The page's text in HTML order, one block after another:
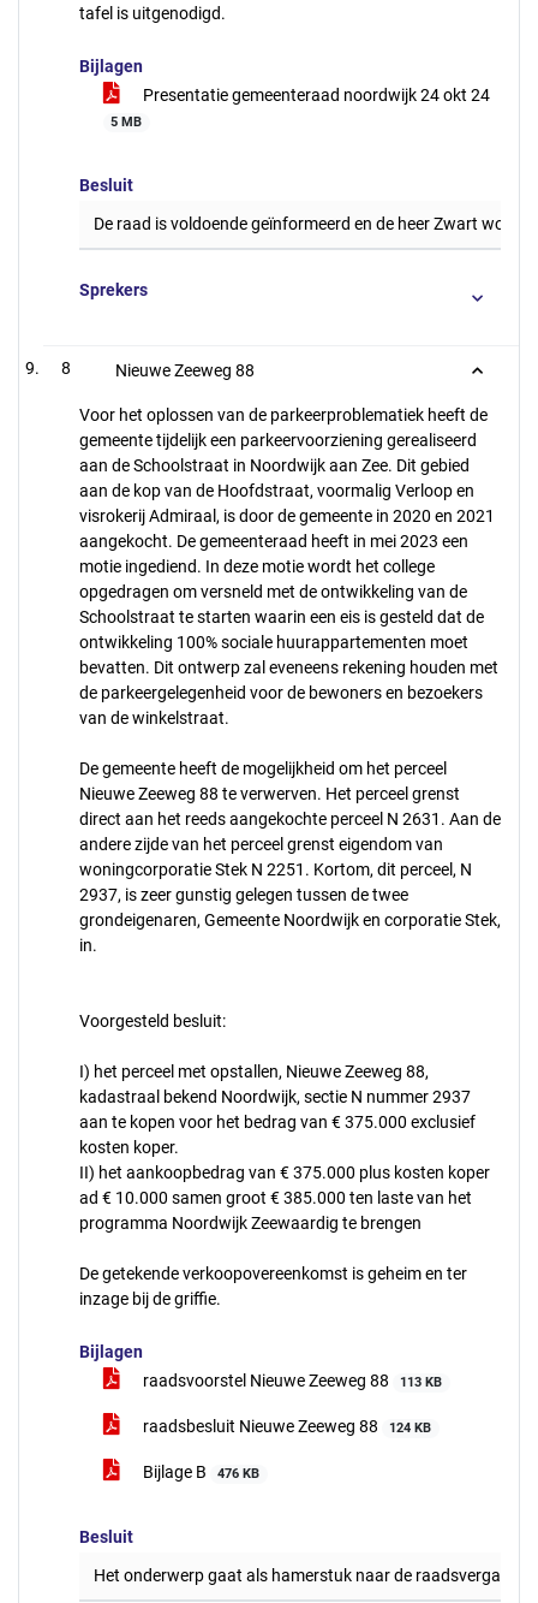
tafel is uitgenodigd.
Bijlagen
Presentatie gemeenteraad noordwijk 24 okt 24
5 MB
Besluit
De raad is voldoende geïnformeerd en de heer Zwart
Sprekers
8 Nieuwe Zeeweg 88
Voor het oplossen van de parkeerproblematiek heeft de
gemeente tijdelijk een parkeervoorziening gerealiseerd
aan de Schoolstraat in Noordwijk aan Zee. Dit gebied
aan de kop van de Hoofdstraat, voormalig Verloop en
visrokerij Admiraal, is door de gemeente in 2020 en 2021
aangekocht. De gemeenteraad heeft in mei 2023 een
motie ingediend. In deze motie wordt het college
opgedragen om versneld met de ontwikkeling van de
Schoolstraat te starten waarin een eis is gesteld dat de
ontwikkeling 100% sociale huurappartementen moet
bevatten. Dit ontwerp zal eveneens rekening houden met
de parkeergelegenheid voor de bewoners en bezoekers
van de winkelstraat.
De gemeente heeft de mogelijkheid om het perceel
Nieuwe Zeeweg 88 te verwerven. Het perceel grenst
direct aan het reeds aangekochte perceel N 2631. Aan de
andere zijde van het perceel grenst eigendom van
woningcorporatie Stek N 2251. Kortom, dit perceel, N
2937, is zeer gunstig gelegen tussen de twee
grondeigenaren, Gemeente Noordwijk en corporatie Stek,
in.
Voorgesteld besluit:
I) het perceel met opstallen, Nieuwe Zeeweg 88,
kadastraal bekend Noordwijk, sectie N nummer 2937
aan te kopen voor het bedrag van € 375.000 exclusief
kosten koper.
II) het aankoopbedrag van € 375.000 plus kosten koper
ad € 10.000 samen groot € 385.000 ten laste van het
programma Noordwijk Zeewaardig te brengen
De getekende verkoopovereenkomst is geheim en ter
inzage bij de griffie.
Bijlagen
raadsvoorstel Nieuwe Zeeweg 88
113 KB
raadsbesluit Nieuwe Zeeweg 88 124 KB
Bijlage B 476 KB
Besluit
Het onderwerp gaat als hamerstuk naar de